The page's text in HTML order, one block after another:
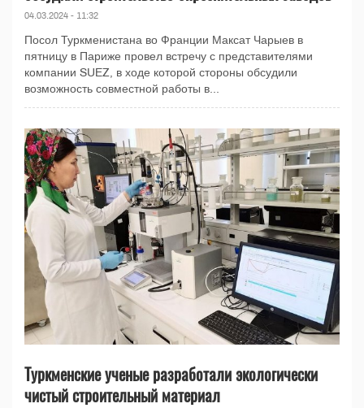
04.03.2024 - 11:32
Посол Туркменистана во Франции Максат Чарыев в
пятницу в Париже провел встречу с представителями
компании SUEZ, в ходе которой стороны обсудили
возможность совместной работы в...
Туркменские ученые разработали экологически
чистый строительный материал